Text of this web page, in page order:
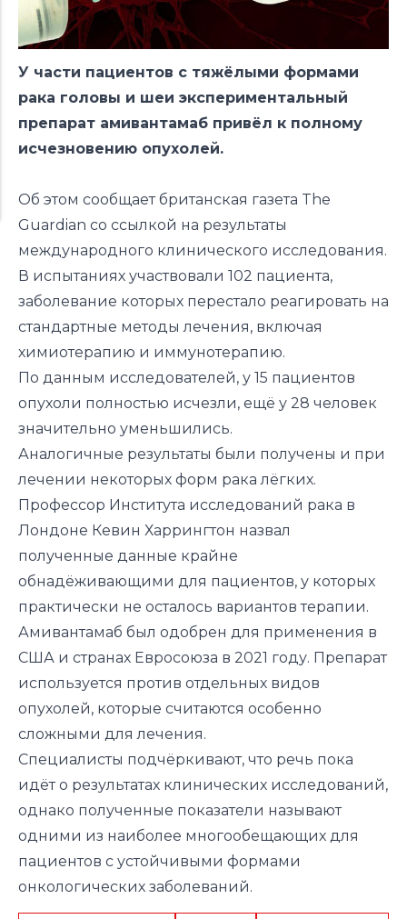
У части пациентов с тяжёлыми формами
рака головы и шеи экспериментальный
препарат амивантамаб привёл к полному
исчезновению опухолей.
Об этом сообщаетбританская газета The
Guardian со ссылкой на результаты
международного клинического исследования.
В испытаниях участвовали 102 пациента,
заболевание которых перестало реагировать на
стандартные методы лечения, включая
химиотерапию и иммунотерапию.
По данным исследователей, у 15 пациентов
опухоли полностью исчезли, ещё у 28 человек
значительно уменьшились.
Аналогичные результаты были получены и при
лечении некоторых форм рака лёгких.
Профессор Института исследований рака в
Лондоне Кевин Харрингтон назвал
полученные данные крайне
обнадёживающими для пациентов, у которых
практически не осталось вариантов терапии.
Амивантамаб был одобрен для применения в
США и странах Евросоюза в 2021 году. Препарат
используется против отдельных видов
опухолей, которые считаются особенно
сложными для лечения.
Специалисты подчёркивают, что речь пока
идёт о результатах клинических исследований,
однако полученные показатели называют
одними из наиболее многообещающих для
пациентов с устойчивыми формами
онкологических заболеваний.